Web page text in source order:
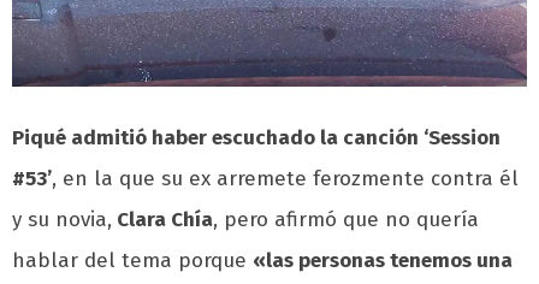
Piqué admitió haber escuchado la canción ‘Session
#53’, en la que su ex arremete ferozmente contra él
y su novia, Clara Chía, pero afirmó que no quería
hablar del tema porque «las personas tenemos una